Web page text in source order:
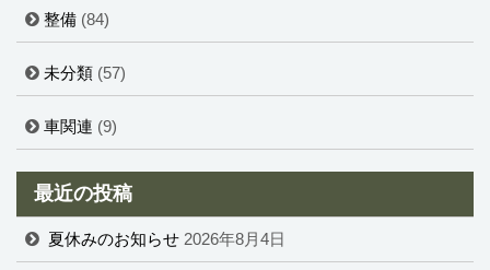
整備 (84)
未分類 (57)
車関連 (9)
最近の投稿
夏休みのお知らせ 2026年8月4日